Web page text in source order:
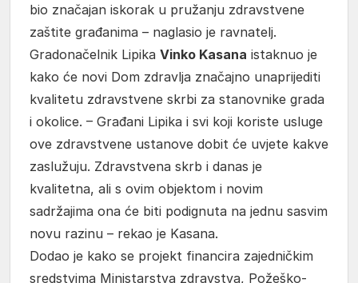
bio značajan iskorak u pružanju zdravstvene
zaštite građanima – naglasio je ravnatelj.
Gradonačelnik Lipika Vinko Kasana istaknuo je
kako će novi Dom zdravlja značajno unaprijediti
kvalitetu zdravstvene skrbi za stanovnike grada
i okolice. – Građani Lipika i svi koji koriste usluge
ove zdravstvene ustanove dobit će uvjete kakve
zaslužuju. Zdravstvena skrb i danas je
kvalitetna, ali s ovim objektom i novim
sadržajima ona će biti podignuta na jednu sasvim
novu razinu – rekao je Kasana.
Dodao je kako se projekt financira zajedničkim
sredstvima Ministarstva zdravstva, Požeško-